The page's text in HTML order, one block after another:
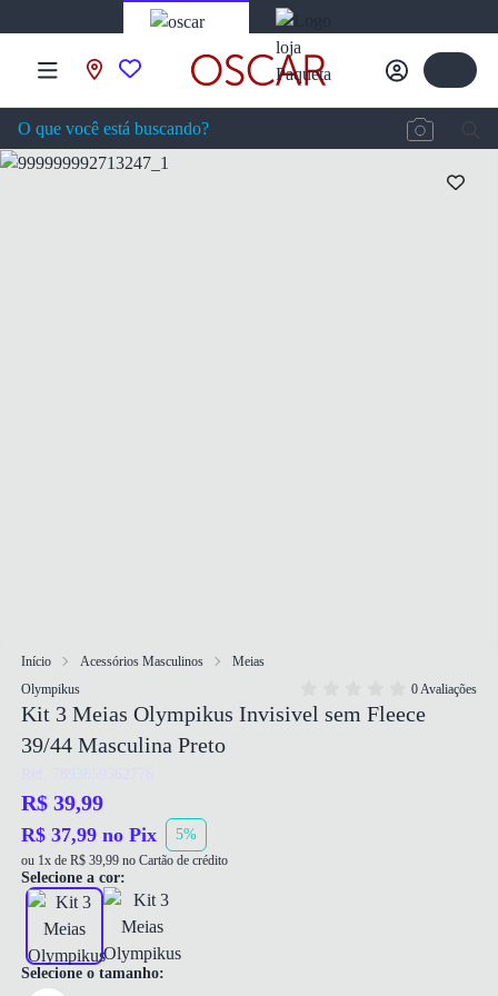
Início Acessórios Masculinos
Meias
Olympikus
0 Avaliações
Kit 3 Meias Olympikus Invisivel sem Fleece
39/44 Masculina Preto
Ref: 7893659562776
R$ 39,99
R$ 37,99 no Pix 5%
ou 1x de R$ 39,99 no Cartão de crédito
Selecione a cor:
Selecione o tamanho: